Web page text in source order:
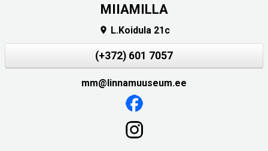
MIIAMILLA
 L.Koidula 21c
(+372) 601 7057
mm@linnamuuseum.ee